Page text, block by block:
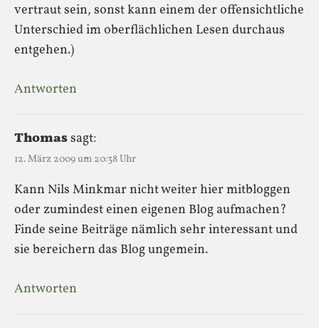
vertraut sein, sonst kann einem der offensichtliche
Unterschied im oberflächlichen Lesen durchaus
entgehen.)
Antworten
Thomassagt:
12. März 2009 um 20:38 Uhr
Kann Nils Minkmar nicht weiter hier mitbloggen
oder zumindest einen eigenen Blog aufmachen?
Finde seine Beiträge nämlich sehr interessant und
sie bereichern das Blog ungemein.
Antworten